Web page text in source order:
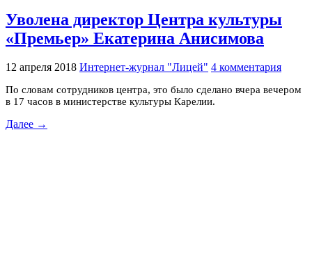
Уволена директор Центра культуры
«Премьер» Екатерина Анисимова
12 апреля 2018 Интернет-журнал "Лицей" 4 комментария
По словам сотрудников центра, это было сделано вчера вечером
в 17 часов в министерстве культуры Карелии.
Далее →